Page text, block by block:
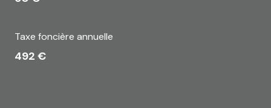
Taxe foncière annuelle
492 €